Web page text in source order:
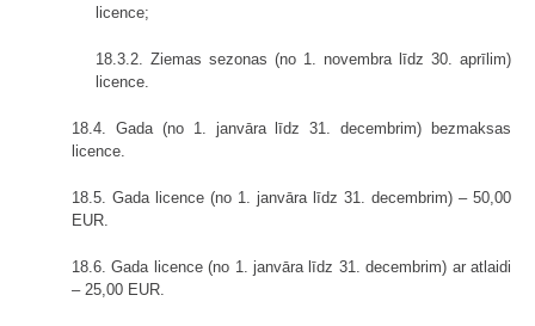
licence;
18.3.2. Ziemas sezonas (no 1. novembra līdz 30. aprīlim)
licence.
18.4. Gada (no 1. janvāra līdz 31. decembrim) bezmaksas
licence.
18.5. Gada licence (no 1. janvāra līdz 31. decembrim) – 50,00
EUR.
18.6. Gada licence (no 1. janvāra līdz 31. decembrim) ar atlaidi
– 25,00 EUR.